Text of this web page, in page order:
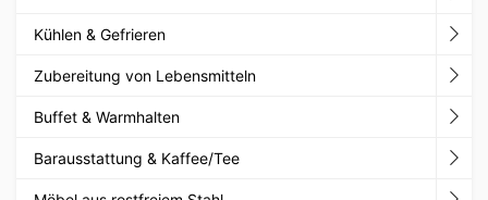
Kühlen & Gefrieren
Zubereitung von Lebensmitteln
Buffet & Warmhalten
Barausstattung & Kaffee/Tee